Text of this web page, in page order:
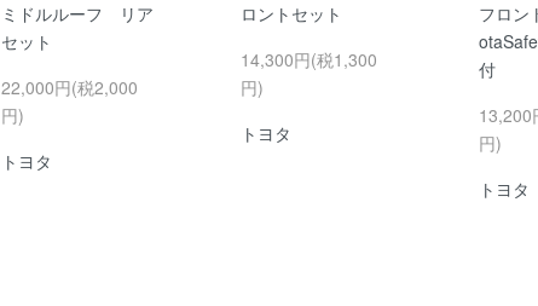
ミドルルーフ リア
セット
22,000円(税2,000
円)
トヨタ
ロントセット
14,300円(税1,300
円)
トヨタ
フロン
付
13,200
円)
トヨタ